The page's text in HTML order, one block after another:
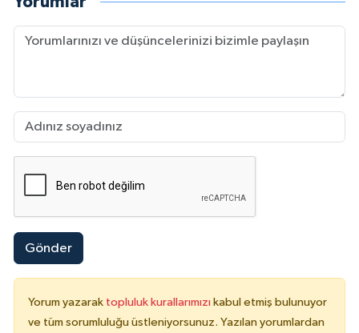
Gönder
Yorum yazarak topluluk kurallarımızı kabul etmiş bulunuyor
ve tüm sorumluluğu üstleniyorsunuz. Yazılan yorumlardan